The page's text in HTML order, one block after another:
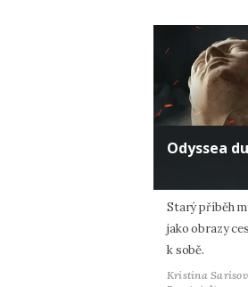
Odyssea
Starý příběh
jako obrazy
k sobě.
Kristina